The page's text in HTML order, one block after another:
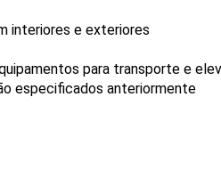
interiores e exteriores
para transporte e
especificados anteriormente